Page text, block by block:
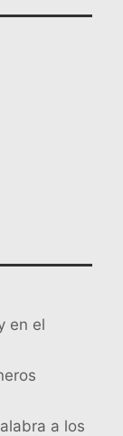
en el
a los